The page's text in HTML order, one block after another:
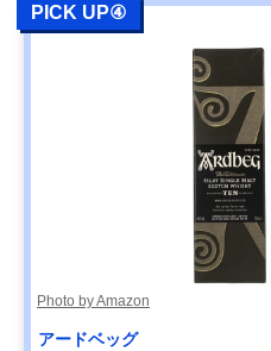
PICK UP④
Photo by Amazon
アードベッグ